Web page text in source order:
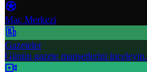
Maç Merkezi
Gazeteler
Günün gazete manşetlerini inceleyin.